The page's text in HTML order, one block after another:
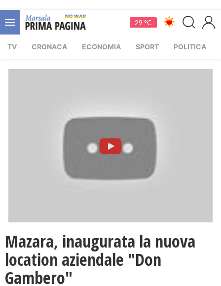
29 °C
TV CRONACA ECONOMIA SPORT POLITICA
Mazara, inaugurata la nuova
location aziendale "Don
Gambero"